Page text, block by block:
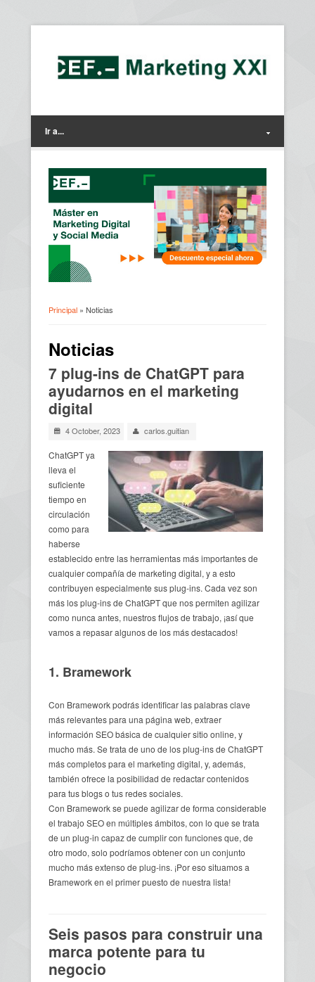
Ir a...
Principal » Noticias
Noticias
7 plug-ins de ChatGPT para
ayudarnos en el marketing
digital
4 October, 2023 carlos.guitian
ChatGPT ya
lleva el
suficiente
tiempo en
circulación
como para
haberse
establecido entre las herramientas más importantes de
cualquier compañía de marketing digital, y a esto
contribuyen especialmente sus plug-ins. Cada vez son
más los plug-ins de ChatGPT que nos permiten agilizar
como nunca antes, nuestros flujos de trabajo, ¡así que
vamos a repasar algunos de los más destacados!
1. Bramework
Con Bramework podrás identificar las palabras clave
más relevantes para una página web, extraer
información SEO básica de cualquier sitio online, y
mucho más. Se trata de uno de los plug-ins de ChatGPT
más completos para el marketing digital, y, además,
también ofrece la posibilidad de redactar contenidos
para tus blogs o tus redes sociales.
Con Bramework se puede agilizar de forma considerable
el trabajo SEO en múltiples ámbitos, con lo que se trata
de un plug-in capaz de cumplir con funciones que, de
otro modo, solo podríamos obtener con un conjunto
mucho más extenso de plug-ins. ¡Por eso situamos a
Bramework en el primer puesto de nuestra lista!
Seis pasos para construir una
marca potente para tu
negocio